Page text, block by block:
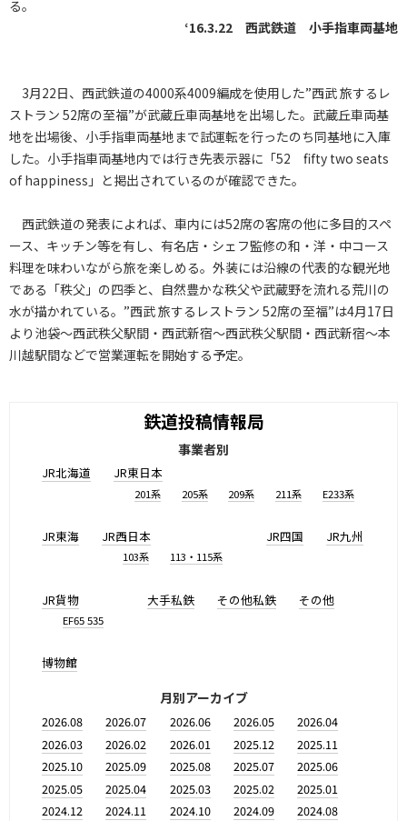
る。
‘16.3.22 西武鉄道 小手指車両基地
3月22日、西武鉄道の4000系4009編成を使用した”西武 旅するレ
ストラン 52席の至福”が武蔵丘車両基地を出場した。武蔵丘車両基
地を出場後、小手指車両基地まで試運転を行ったのち同基地に入庫
した。小手指車両基地内では行き先表示器に「52 fifty two seats
of happiness」と掲出されているのが確認できた。
西武鉄道の発表によれば、車内には52席の客席の他に多目的スペ
ース、キッチン等を有し、有名店・シェフ監修の和・洋・中コース
料理を味わいながら旅を楽しめる。外装には沿線の代表的な観光地
である「秩父」の四季と、自然豊かな秩父や武蔵野を流れる荒川の
水が描かれている。”西武 旅するレストラン 52席の至福”は4月17日
より池袋～西武秩父駅間・西武新宿～西武秩父駅間・西武新宿～本
川越駅間などで営業運転を開始する予定。
鉄道投稿情報局
事業者別
JR北海道 JR東日本
201系 205系 209系 211系 E233系
JR東海 JR西日本
103系 113・115系
JR四国 JR九州
JR貨物
EF65 535
大手私鉄 その他私鉄 その他
博物館
月別アーカイブ
2026.08 2026.07 2026.06 2026.05
2026.04
2026.03
2026.02 2026.01 2025.12
2025.11
2025.10
2025.09 2025.08 2025.07
2025.06
2025.05
2025.04 2025.03 2025.02
2025.01
2024.12
2024.11 2024.10 2024.09
2024.08